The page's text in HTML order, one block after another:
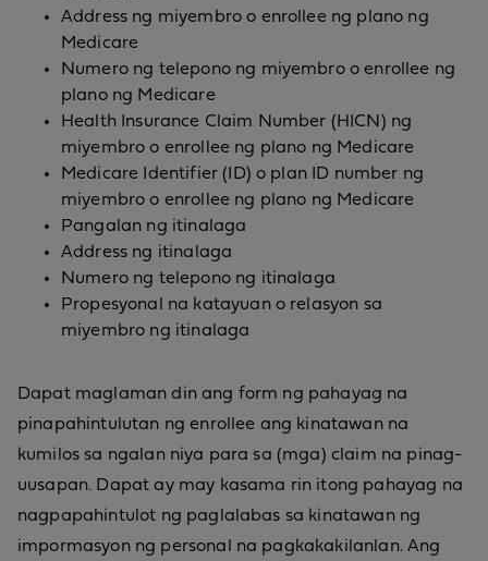
Address ng miyembro o enrollee ng plano ng
Medicare
Numero ng telepono ng miyembro o enrollee ng
plano ng Medicare
Health Insurance Claim Number (HICN) ng
miyembro o enrollee ng plano ng Medicare
Medicare Identifier (ID) o plan ID number ng
miyembro o enrollee ng plano ng Medicare
Pangalan ng itinalaga
Address ng itinalaga
Numero ng telepono ng itinalaga
Propesyonal na katayuan o relasyon sa
miyembro ng itinalaga
Dapat maglaman din ang form ng pahayag na
pinapahintulutan ng enrollee ang kinatawan na
kumilos sa ngalan niya para sa (mga) claim na pinag-
uusapan. Dapat ay may kasama rin itong pahayag na
nagpapahintulot ng paglalabas sa kinatawan ng
impormasyon ng personal na pagkakakilanlan. Ang